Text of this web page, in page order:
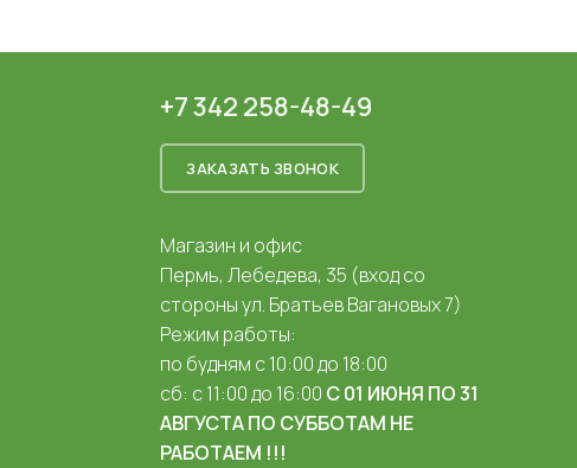
+7 342 258-48-49
ЗАКАЗАТЬ ЗВОНОК
Магазин и офис
Пермь, Лебедева, 35 (вход со
стороны ул. Братьев Вагановых 7)
Режим работы:
по будням с 10:00 до 18:00
сб: с 11:00 до 16:00 С 01 ИЮНЯ ПО 31
АВГУСТА ПО СУББОТАМ НЕ
РАБОТАЕМ !!!